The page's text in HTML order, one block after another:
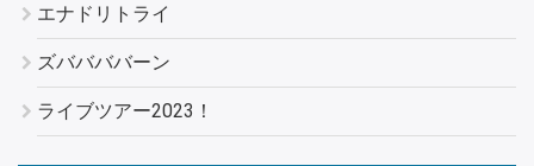
エナドリトライ
ズババババーン
ライブツアー2023！